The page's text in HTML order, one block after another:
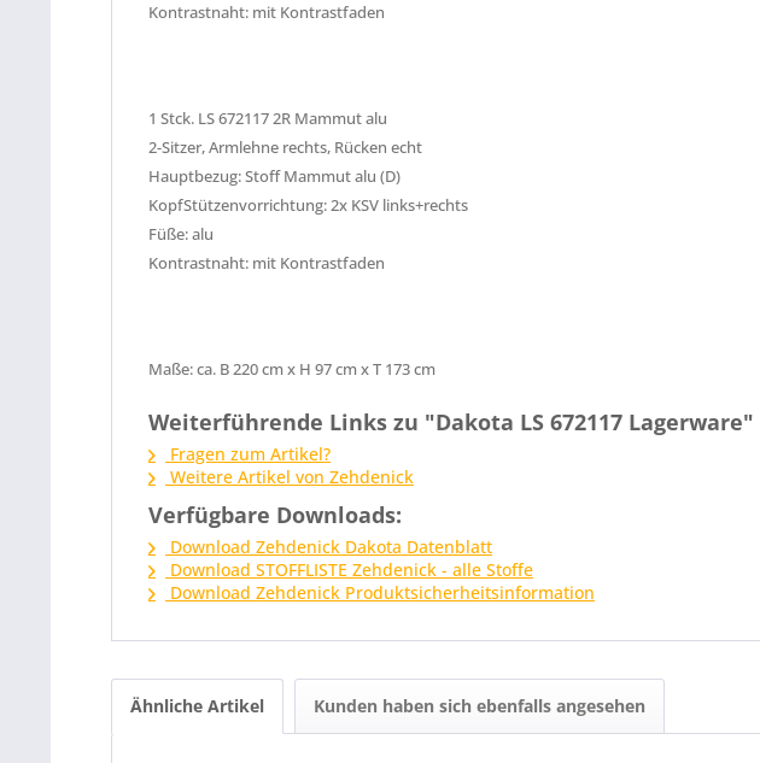
Kontrastnaht: mit Kontrastfaden
1 Stck. LS 672117 2R Mammut alu
2-Sitzer, Armlehne rechts, Rücken echt
Hauptbezug: Stoff Mammut alu (D)
KopfStützenvorrichtung: 2x KSV links+rechts
Füße: alu
Kontrastnaht: mit Kontrastfaden
Maße: ca. B 220 cm x H 97 cm x T 173 cm
Weiterführende Links zu "Dakota LS 672117 Lagerware"
Fragen zum Artikel?
Weitere Artikel von Zehdenick
Verfügbare Downloads:
Download Zehdenick Dakota Datenblatt
Download STOFFLISTE Zehdenick - alle Stoffe
Download Zehdenick Produktsicherheitsinformation
Ähnliche Artikel Kunden haben sich ebenfalls angesehen